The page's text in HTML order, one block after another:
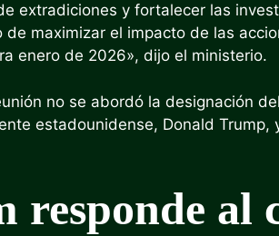
extradiciones y fortalecer las
maximizar el impacto de las
enero de 2026», dijo el ministerio.
no se abordó la designación
estadounidense, Donald Trump,
responde al